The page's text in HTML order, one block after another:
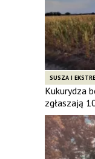
SUSZA I
Kukurydza
zgłaszają